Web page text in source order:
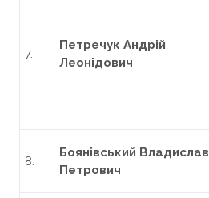
7.
Петречук Андрій
Леонідович
8.
Боянівський Владислав
Петрович